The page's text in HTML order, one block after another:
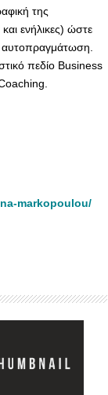
της
ενήλικες) ώστε
αυτοπραγμάτωση.
πεδίο Business
markopoulou/